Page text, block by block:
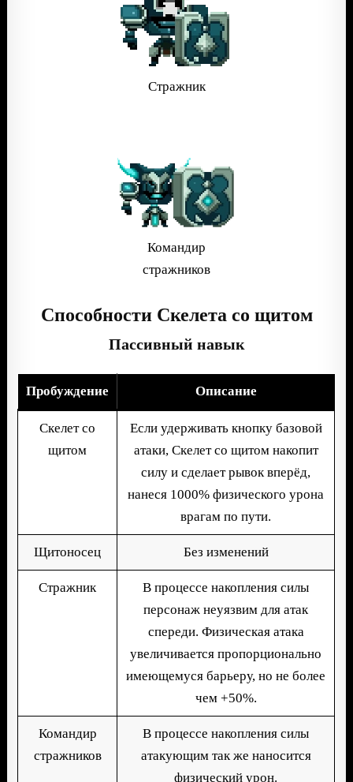
Стражник
Командир
стражников
Способности Скелета со щитом
Пассивный навык
Пробуждение Описание
Скелет со
щитом
Если удерживать кнопку базовой
атаки, Скелет со щитом накопит
силу и сделает рывок вперёд,
нанеся 1000% физического урона
врагам по пути.
Щитоносец Без изменений
Стражник
В процессе накопления силы
персонаж неуязвим для атак
спереди. Физическая атака
увеличивается пропорционально
имеющемуся барьеру, но не более
чем +50%.
Командир
стражников
В процессе накопления силы
атакующим так же наносится
физический урон.